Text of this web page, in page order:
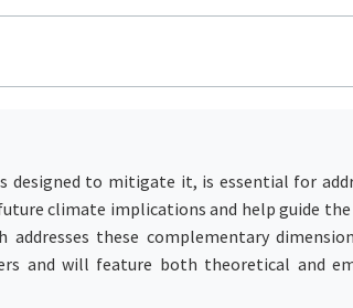
designed to mitigate it, is essential for
climate implications and help guide the
these complementary
and will feature both theoretical and